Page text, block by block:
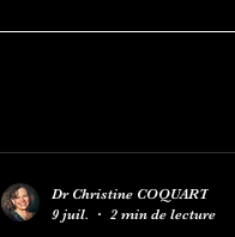
Dr Christine COQUART
9 juil.
2 min de lecture